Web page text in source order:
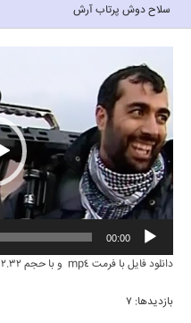
سلاح دوش پرتاب آرش
00:00
دانلود فایل با فرمت mp4 و با حجم 2.32 مگابایت
بازدیدها: 7